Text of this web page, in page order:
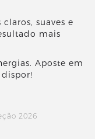
suaves e
mais
Aposte em
2026